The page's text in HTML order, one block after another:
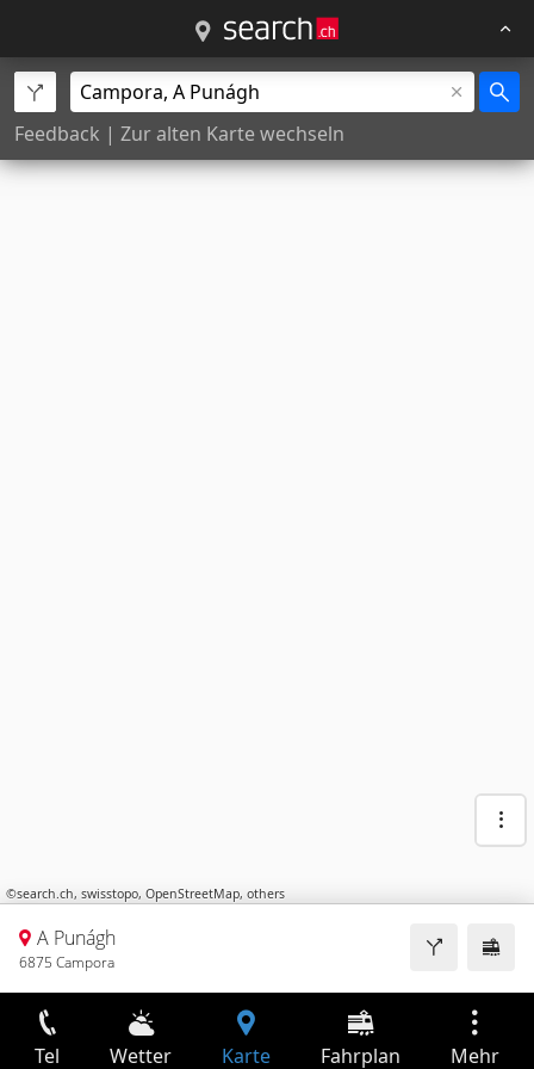
Feedback | Zur alten Karte wechseln
©search.ch, swisstopo, OpenStreetMap, others
A Punágh
6875 Campora
Tel Wetter Karte Fahrplan Mehr